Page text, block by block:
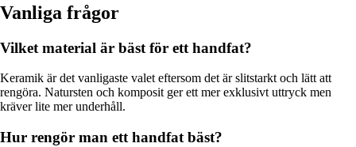
Vanliga frågor
Vilket material är bäst för ett handfat?
Keramik är det vanligaste valet eftersom det är slitstarkt och lätt att
rengöra. Natursten och komposit ger ett mer exklusivt uttryck men
kräver lite mer underhåll.
Hur rengör man ett handfat bäst?